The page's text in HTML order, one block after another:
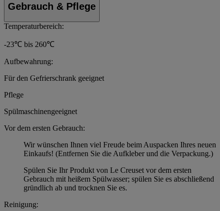
Gebrauch & Pflege
Temperaturbereich:
-23℃ bis 260℃
Aufbewahrung:
Für den Gefrierschrank geeignet
Pflege
Spülmaschinengeeignet
Vor dem ersten Gebrauch:
Wir wünschen Ihnen viel Freude beim Auspacken Ihres neuen
Einkaufs! (Entfernen Sie die Aufkleber und die Verpackung.)
Spülen Sie Ihr Produkt von Le Creuset vor dem ersten
Gebrauch mit heißem Spülwasser; spülen Sie es abschließend
gründlich ab und trocknen Sie es.
Reinigung: